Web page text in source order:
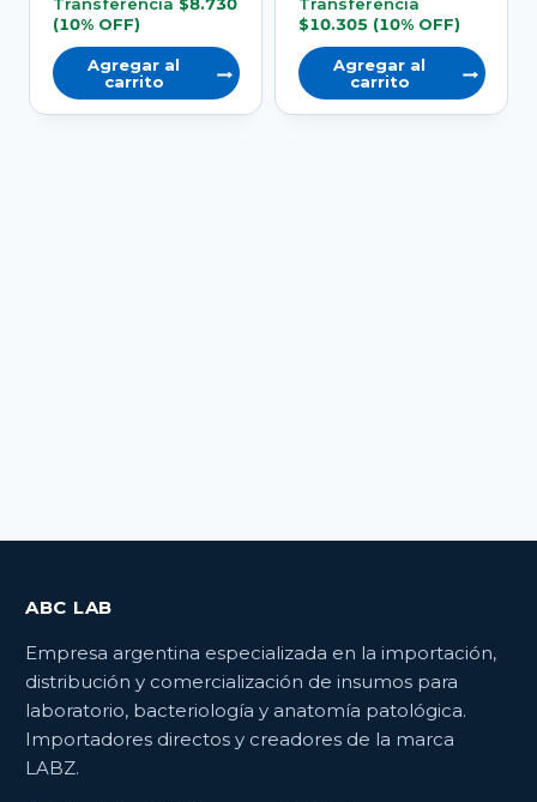
(10% OFF)
Agregar al
carrito
$10.305 (10% OFF)
Agregar al
carrito
ABC LAB
Empresa argentina especializada en la importación,
distribución y comercialización de insumos para
laboratorio, bacteriología y anatomía patológica.
Importadores directos y creadores de la marca
LABZ.